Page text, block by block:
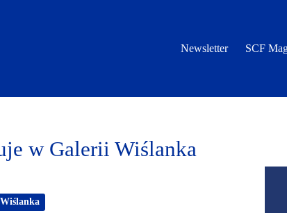
Newsletter SCF
w Galerii Wiślanka